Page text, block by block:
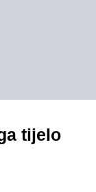
tijelo